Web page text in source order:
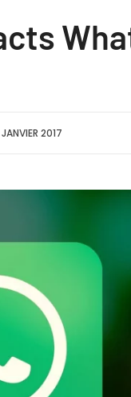
2017